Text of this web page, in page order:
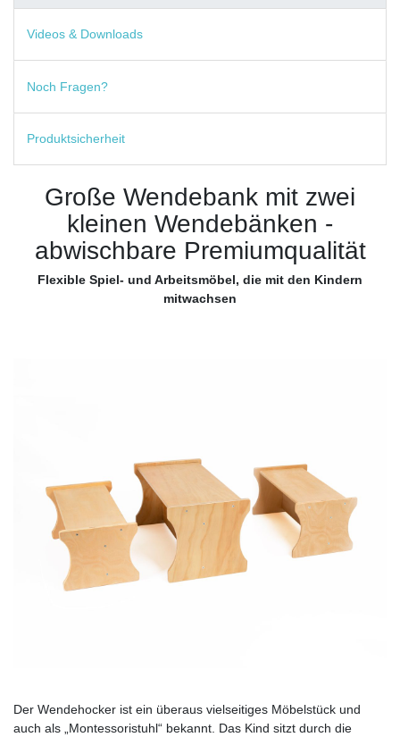
Videos & Downloads
Noch Fragen?
Produktsicherheit
Große Wendebank mit zwei
kleinen Wendebänken -
abwischbare Premiumqualität
Flexible Spiel- und Arbeitsmöbel, die mit den Kindern
mitwachsen
Der Wendehocker ist ein überaus vielseitiges Möbelstück und
auch als „Montessoristuhl“ bekannt. Das Kind sitzt durch die